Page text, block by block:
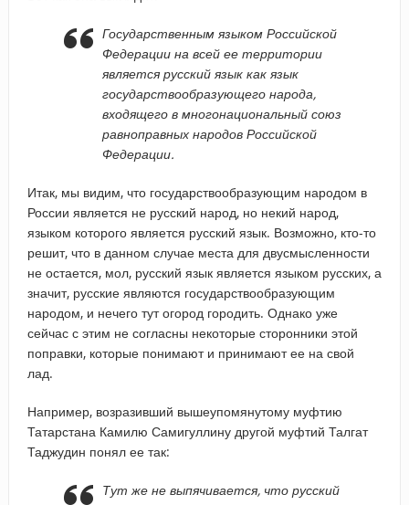
Государственным языком Российской
Федерации на всей ее территории
является русский язык как язык
государствообразующего народа,
входящего в многонациональный союз
равноправных народов Российской
Федерации.
Итак, мы видим, что государствообразующим народом в
России является не русский народ, но некий народ,
языком которого является русский язык. Возможно, кто-то
решит, что в данном случае места для двусмысленности
не остается, мол, русский язык является языком русских, а
значит, русские являются государствообразующим
народом, и нечего тут огород городить. Однако уже
сейчас с этим не согласны некоторые сторонники этой
поправки, которые понимают и принимают ее на свой
лад.
Например, возразивший вышеупомянутому муфтию
Татарстана Камилю Самигуллину другой муфтий Талгат
Таджудин понял ее так:
Тут же не выпячивается, что русский